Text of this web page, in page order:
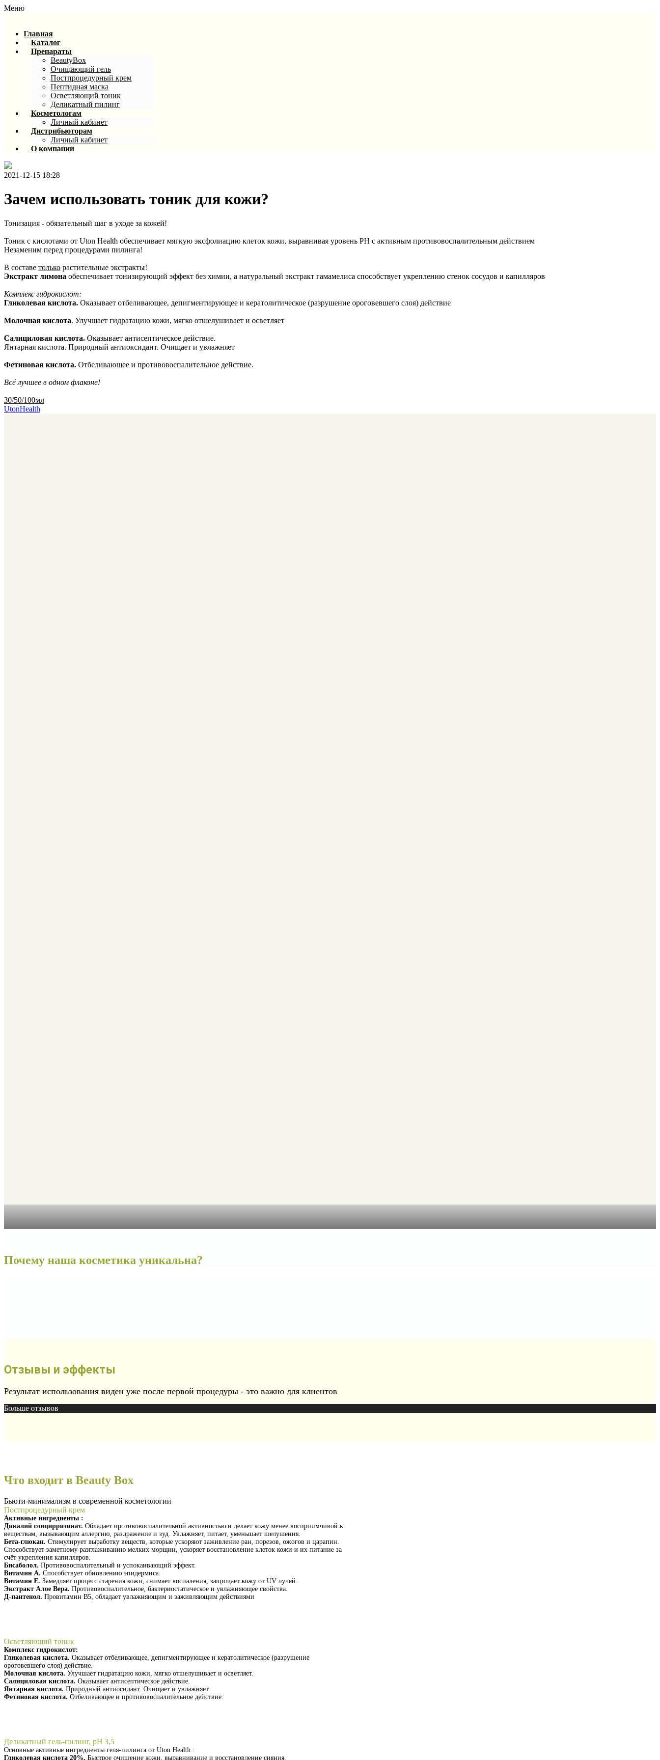
Меню
Главная
Каталог
Препараты
BeautyBox
Очищающий гель
Постпроцедурный крем
Пептидная маска
Осветляющий тоник
Деликатный пилинг
Косметологам
Личный кабинет
Дистрибьюторам
Личный кабинет
О компании
2021-12-15 18:28
Зачем использовать тоник для кожи?
Тонизация - обязательный шаг в уходе за кожей!
Тоник с кислотами от Uton Health обеспечивает мягкую эксфолиацию клеток кожи, выравнивая уровень PH с активным противовоспалительным действием
Незаменим перед процедурами пилинга!
В составе только растительные экстракты!
Экстракт лимона обеспечивает тонизирующий эффект без химии, а натуральный экстракт гамамелиса способствует укреплению стенок сосудов и капилляров
Комплекс гидрокислот:
Гликолевая кислота. Оказывает отбеливающее, депигментирующее и кератолитическое (разрушение ороговевшего слоя) действие
Молочная кислота. Улучшает гидратацию кожи, мягко отшелушивает и осветляет
Салициловая кислота. Оказывает антисептическое действие.
Янтарная кислота. Природный антиоксидант. Очищает и увлажняет
Фетиновая кислота. Отбеливающее и противовоспалительное действие.
Всё лучшее в одном флаконе!
30/50/100мл
UtonHealth
Почему наша косметика уникальна?
Отзывы и эффекты
Результат использования виден уже после первой процедуры - это важно для клиентов
Больше отзывов
Что входит в Beauty Box
Бьюти-минимализм в современной косметологии
Постпроцедурный крем
Активные ингредиенты :
Дикалий глицирризинат. Обладает противовоспалительной активностью и делает кожу менее восприимчивой к
веществам, вызывающим аллергию, раздражение и зуд. Увлажняет, питает, уменьшает шелушения.
Бета-глюкан. Стимулирует выработку веществ, которые ускоряют заживление ран, порезов, ожогов и царапин.
Способствует заметному разглаживанию мелких морщин, ускоряет восстановление клеток кожи и их питание за
счёт укрепления капилляров.
Бисаболол. Противовоспалительный и успокаивающий эффект.
Витамин А. Способствует обновлению эпидермиса.
Витамин Е. Замедляет процесс старения кожи, снимает воспаления, защищает кожу от UV лучей.
Экстракт Алое Вера. Противовоспалительное, бактериостатическое и увлажняющее свойства.
Д-пантенол. Провитамин В5, обладает увлажняющим и заживляющим действиями
Осветляющий тоник
Комплекс гидрокислот:
Гликолевая кислота. Оказывает отбеливающее, депигментирующее и кератолитическое (разрушение
ороговевшего слоя) действие.
Молочная кислота. Улучшает гидратацию кожи, мягко отшелушивает и осветляет.
Салициловая кислота. Оказывает антисептическое действие.
Янтарная кислота. Природный антиосидант. Очищает и увлажняет
Фетиновая кислота. Отбеливающее и противовоспалительное действие.
Деликатный гель-пилинг, pH 3,5
Основные активные ингредиенты геля-пилинга от Uton Health :
Гликолевая кислота 20%. Быстрое очищение кожи, выравнивание и восстановление сияния.